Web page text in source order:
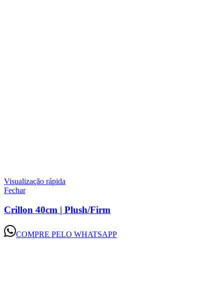
Visualização rápida
Fechar
Crillon 40cm | Plush/Firm
COMPRE PELO WHATSAPP